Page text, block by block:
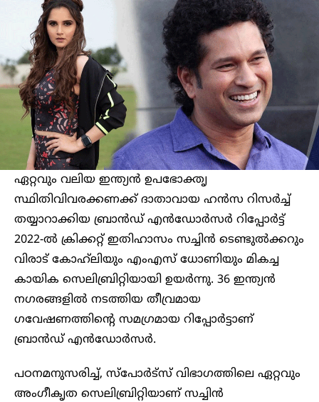
ഏറ്റവും വലിയ ഇന്ത്യൻ ഉപഭോക്തൃ
സ്ഥിതിവിവരക്കണക്ക് ദാതാവായ ഹൻസ റിസർച്ച്
തയ്യാറാക്കിയ ബ്രാൻഡ് എൻഡോർസർ റിപ്പോർട്ട്
2022-ൽ ക്രിക്കറ്റ് ഇതിഹാസം സച്ചിൻ ടെണ്ടുൽക്കറും
വിരാട് കോഹ്‌ലിയും എംഎസ് ധോണിയും മികച്ച
കായിക സെലിബ്രിറ്റിയായി ഉയർന്നു. 36 ഇന്ത്യൻ
നഗരങ്ങളിൽ നടത്തിയ തീവ്രമായ
ഗവേഷണത്തിന്റെ സമഗ്രമായ റിപ്പോർട്ടാണ്
ബ്രാൻഡ് എൻഡോർസർ.
പഠനമനുസരിച്ച്, സ്‌പോർട്‌സ് വിഭാഗത്തിലെ ഏറ്റവും
അംഗീകൃത സെലിബ്രിറ്റിയാണ് സച്ചിൻ